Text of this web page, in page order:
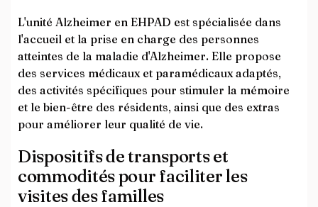
L'unité Alzheimer en EHPAD est spécialisée dans
l'accueil et la prise en charge des personnes
atteintes de la maladie d'Alzheimer. Elle propose
des services médicaux et paramédicaux adaptés,
des activités spécifiques pour stimuler la mémoire
et le bien-être des résidents, ainsi que des extras
pour améliorer leur qualité de vie.
Dispositifs de transports et
commodités pour faciliter les
visites des familles